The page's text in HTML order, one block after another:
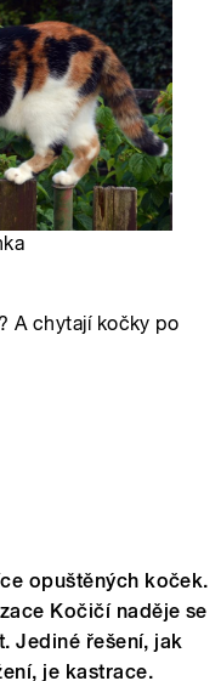
A chytají kočky po
opuštěných koček.
Kočičí naděje se
Jediné řešení, jak
je kastrace.